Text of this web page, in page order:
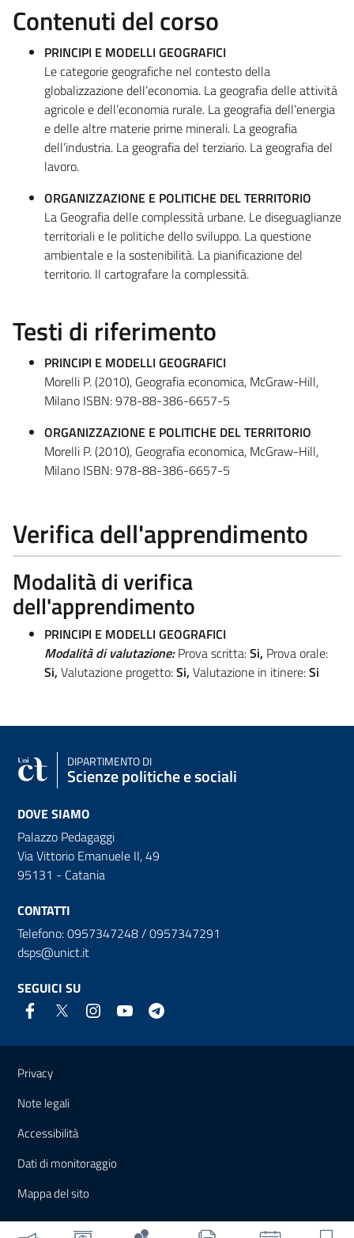
Contenuti del corso
PRINCIPI E MODELLI GEOGRAFICI
Le categorie geografiche nel contesto della
globalizzazione dell’economia. La geografia delle attività
agricole e dell’economia rurale. La geografia dell’energia
e delle altre materie prime minerali. La geografia
dell’industria. La geografia del terziario. La geografia del
lavoro.
ORGANIZZAZIONE E POLITICHE DEL TERRITORIO
La Geografia delle complessità urbane. Le diseguaglianze
territoriali e le politiche dello sviluppo. La questione
ambientale e la sostenibilità. La pianificazione del
territorio. Il cartografare la complessità.
Testi di riferimento
PRINCIPI E MODELLI GEOGRAFICI
Morelli P. (2010), Geografia economica, McGraw-Hill,
Milano ISBN: 978-88-386-6657-5
ORGANIZZAZIONE E POLITICHE DEL TERRITORIO
Morelli P. (2010), Geografia economica, McGraw-Hill,
Milano ISBN: 978-88-386-6657-5
Verifica dell'apprendimento
Modalità di verifica
dell'apprendimento
PRINCIPI E MODELLI GEOGRAFICI
Modalità di valutazione:Prova scritta:Si, Prova orale:
Si, Valutazione progetto:Si, Valutazione in itinere:Si
DIPARTIMENTO DI
Scienze politiche e sociali
DOVE SIAMO
Palazzo Pedagaggi
Via Vittorio Emanuele II, 49
95131 - Catania
CONTATTI
Telefono: 0957347248 / 0957347291
dsps@unict.it
SEGUICI SU
Link e informazioni utili
Privacy
Note legali
Accessibilità
Dati di monitoraggio
Mappa del sito